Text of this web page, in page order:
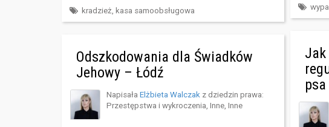
kradzież, kasa samoobsługowa
Odszkodowania dla Świadków
Jehowy – Łódź
Napisała Elżbieta Walczak z dziedzin prawa:
Przestępstwa i wykroczenia, Inne, Inne